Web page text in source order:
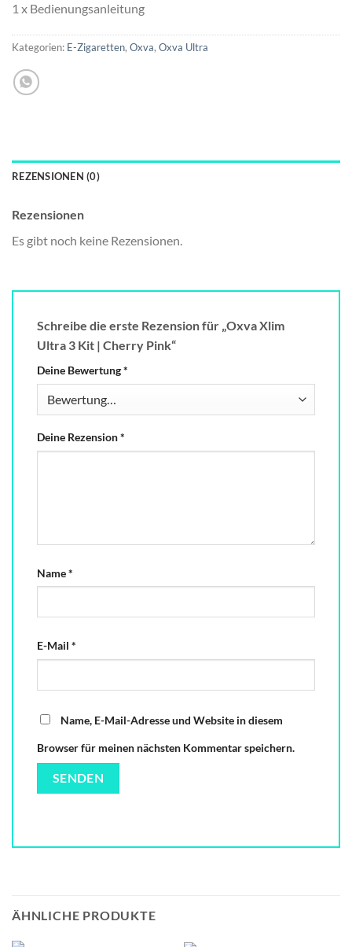
1 x Bedienungsanleitung
Kategorien: E-Zigaretten, Oxva, Oxva Ultra
REZENSIONEN (0)
Rezensionen
Es gibt noch keine Rezensionen.
Schreibe die erste Rezension für „Oxva Xlim
Ultra 3 Kit | Cherry Pink“
Deine Bewertung*
Deine Rezension*
Name*
E-Mail *
Name, E-Mail-Adresse und Website in diesem
Browser für meinen nächsten Kommentar speichern.
ÄHNLICHE PRODUKTE